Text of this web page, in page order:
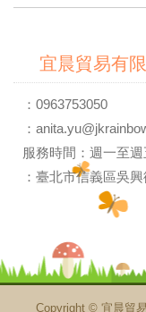
宜晨貿易有
：0963753050
：
服務時間：週一至
：臺北市信義區吳
Copyright © 宜晨貿